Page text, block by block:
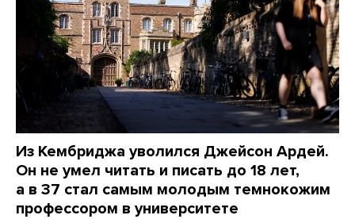
Из Кембриджа уволился Джейсон Ардей.
Он не умел читать и писать до 18 лет,
а в 37 стал самым молодым темнокожим
профессором в университете